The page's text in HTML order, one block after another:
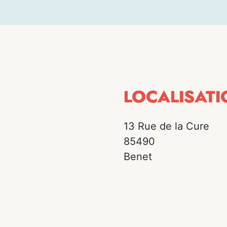
13 Rue de la Cure
85490
Benet